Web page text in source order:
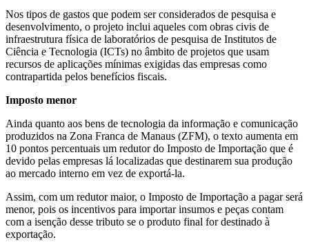
Nos tipos de gastos que podem ser considerados de pesquisa e
desenvolvimento, o projeto inclui aqueles com obras civis de
infraestrutura física de laboratórios de pesquisa de Institutos de
Ciência e Tecnologia (ICTs) no âmbito de projetos que usam
recursos de aplicações mínimas exigidas das empresas como
contrapartida pelos benefícios fiscais.
Imposto menor
Ainda quanto aos bens de tecnologia da informação e comunicação
produzidos na Zona Franca de Manaus (ZFM), o texto aumenta em
10 pontos percentuais um redutor do Imposto de Importação que é
devido pelas empresas lá localizadas que destinarem sua produção
ao mercado interno em vez de exportá-la.
Assim, com um redutor maior, o Imposto de Importação a pagar será
menor, pois os incentivos para importar insumos e peças contam
com a isenção desse tributo se o produto final for destinado à
exportação.